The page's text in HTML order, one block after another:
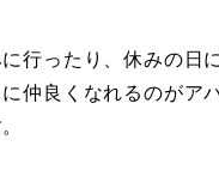
行ったり、休みの日
仲良くなれるのがア